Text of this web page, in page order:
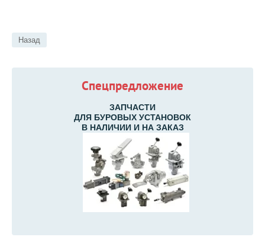
Спецпредложение
ЗАПЧАСТИ
ДЛЯ БУРОВЫХ УСТАНОВОК
В НАЛИЧИИ И НА ЗАКАЗ
Назад